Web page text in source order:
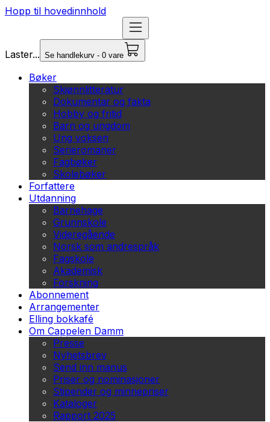
Hopp til hovedinnhold
Laster... Se handlekurv - 0 vare
Bøker
Skjønnlitteratur
Dokumentar og fakta
Hobby og fritid
Barn og ungdom
Ung voksen
Serieromaner
Fagbøker
Skolebøker
Forfattere
Utdanning
Barnehage
Grunnskole
Videregående
Norsk som andrespråk
Fagskole
Akademisk
Forskning
Abonnement
Arrangementer
Elling bokkafé
Om Cappelen Damm
Presse
Nyhetsbrev
Send inn manus
Priser og nominasjoner
Stipender og minnepriser
Kataloger
Rapport 2025